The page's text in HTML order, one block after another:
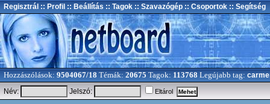
Regisztrál :: Profil :: Beállítás :: Tagok :: Szavazógép :: Csoportok :: Segítség
Hozzászólások: 9504067/18 Témák: 20675 Tagok: 113768 Legújabb tag:
Név:
Jelszó: Eltárol